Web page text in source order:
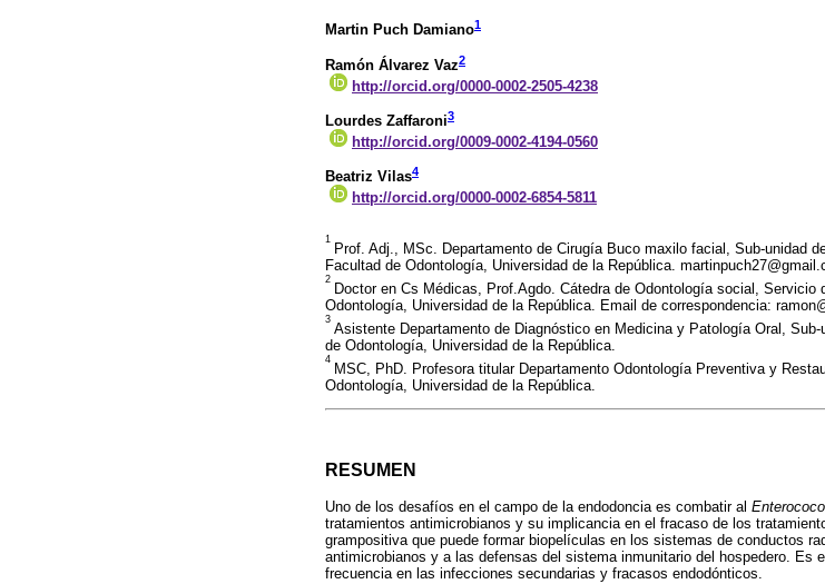
Martin Puch Damiano1
Ramón Álvarez Vaz2
http://orcid.org/0000-0002-2505-4238
Lourdes Zaffaroni3
http://orcid.org/0009-0002-4194-0560
Beatriz Vilas4
http://orcid.org/0000-0002-6854-5811
1
Prof. Adj., MSc. Departamento de Cirugía Buco maxilo facial, Sub-unidad
Facultad de Odontología, Universidad de la República.
2
Doctor en Cs Médicas, Prof.Agdo. Cátedra de Odontología social,
Odontología, Universidad de la República. Email de correspondencia:
3
Asistente Departamento de Diagnóstico en Medicina y Patología Oral,
de Odontología, Universidad de la República.
4
MSC, PhD. Profesora titular Departamento Odontología Preventiva y
Odontología, Universidad de la República.
RESUMEN
Uno de los desafíos en el campo de la endodoncia es combatir al
tratamientos antimicrobianos y su implicancia en el fracaso de los
grampositiva que puede formar biopelículas en los sistemas de conductos
antimicrobianos y a las defensas del sistema inmunitario del hospedero. Es
frecuencia en las infecciones secundarias y fracasos endodónticos.